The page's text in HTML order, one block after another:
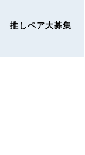
推しペア大募集